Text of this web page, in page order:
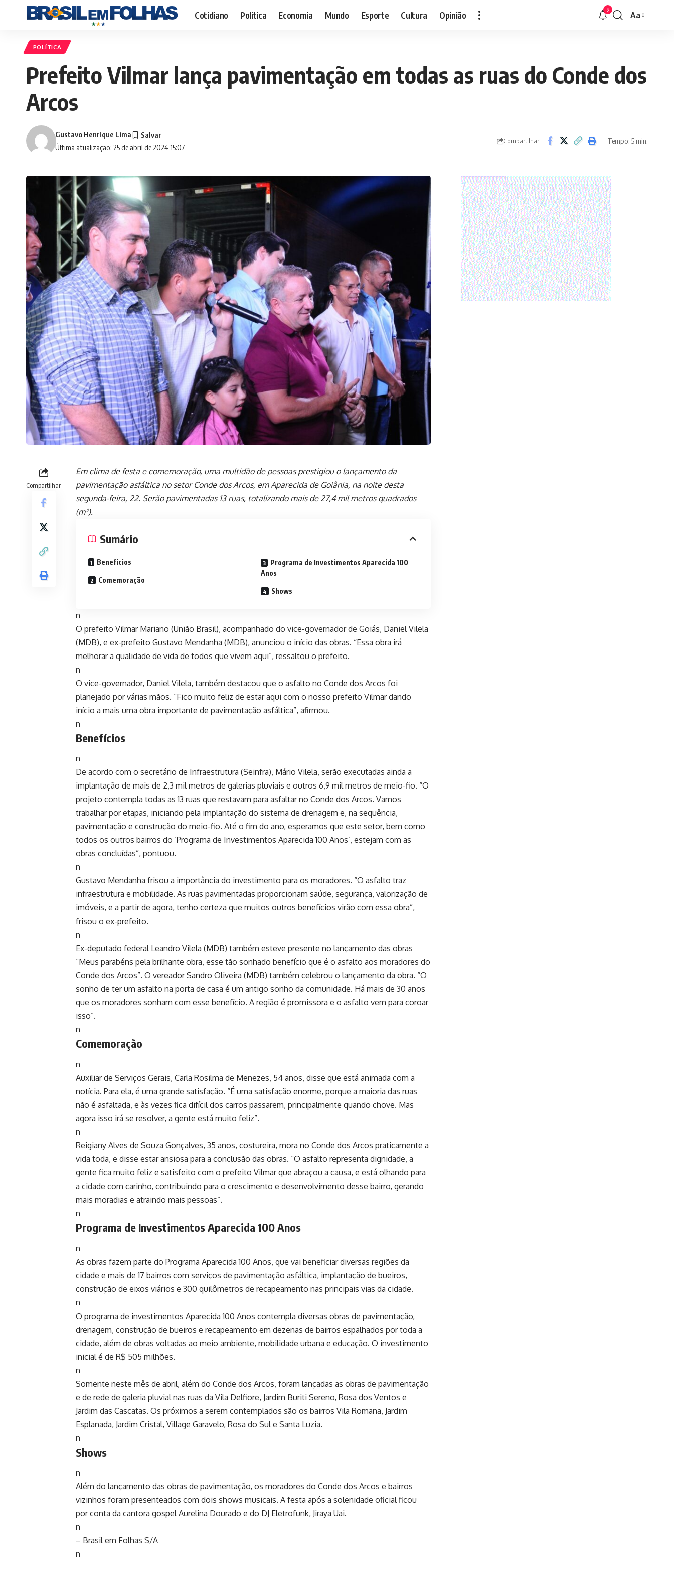
Cotidiano Política Economia Mundo Esporte Cultura Opinião 9
Font
Aa
POLÍTICA
Prefeito Vilmar lança pavimentação em todas as ruas do Conde dos
Arcos
Última atualização: 25 de abril de 2024 15:07
Gustavo Henrique Lima
Compartilhar Tempo: 5 min.
Compartilhar
Em clima de festa e comemoração, uma multidão de pessoas prestigiou o lançamento da
pavimentação asfáltica no setor Conde dos Arcos, em Aparecida de Goiânia, na noite desta
segunda-feira, 22. Serão pavimentadas 13 ruas, totalizando mais de 27,4 mil metros quadrados
(m²).
Sumário
Benefícios
Comemoração
Programa de Investimentos Aparecida 100
Anos
Shows
n
O prefeito Vilmar Mariano (União Brasil), acompanhado do vice-governador de Goiás, Daniel Vilela
(MDB), e ex-prefeito Gustavo Mendanha (MDB), anunciou o início das obras. “Essa obra irá
melhorar a qualidade de vida de todos que vivem aqui”, ressaltou o prefeito.
n
O vice-governador, Daniel Vilela, também destacou que o asfalto no Conde dos Arcos foi
planejado por várias mãos. “Fico muito feliz de estar aqui com o nosso prefeito Vilmar dando
início a mais uma obra importante de pavimentação asfáltica”, afirmou.
n
Benefícios
n
De acordo com o secretário de Infraestrutura (Seinfra), Mário Vilela, serão executadas ainda a
implantação de mais de 2,3 mil metros de galerias pluviais e outros 6,9 mil metros de meio-fio. “O
projeto contempla todas as 13 ruas que restavam para asfaltar no Conde dos Arcos. Vamos
trabalhar por etapas, iniciando pela implantação do sistema de drenagem e, na sequência,
pavimentação e construção do meio-fio. Até o fim do ano, esperamos que este setor, bem como
todos os outros bairros do ‘Programa de Investimentos Aparecida 100 Anos’, estejam com as
obras concluídas”, pontuou.
n
Gustavo Mendanha frisou a importância do investimento para os moradores. “O asfalto traz
infraestrutura e mobilidade. As ruas pavimentadas proporcionam saúde, segurança, valorização de
imóveis, e a partir de agora, tenho certeza que muitos outros benefícios virão com essa obra”,
frisou o ex-prefeito.
n
Ex-deputado federal Leandro Vilela (MDB) também esteve presente no lançamento das obras
“Meus parabéns pela brilhante obra, esse tão sonhado benefício que é o asfalto aos moradores do
Conde dos Arcos”. O vereador Sandro Oliveira (MDB) também celebrou o lançamento da obra. “O
sonho de ter um asfalto na porta de casa é um antigo sonho da comunidade. Há mais de 30 anos
que os moradores sonham com esse benefício. A região é promissora e o asfalto vem para coroar
isso”.
n
Comemoração
n
Auxiliar de Serviços Gerais, Carla Rosilma de Menezes, 54 anos, disse que está animada com a
notícia. Para ela, é uma grande satisfação. “É uma satisfação enorme, porque a maioria das ruas
não é asfaltada, e às vezes fica difícil dos carros passarem, principalmente quando chove. Mas
agora isso irá se resolver, a gente está muito feliz”.
n
Reigiany Alves de Souza Gonçalves, 35 anos, costureira, mora no Conde dos Arcos praticamente a
vida toda, e disse estar ansiosa para a conclusão das obras. “O asfalto representa dignidade, a
gente fica muito feliz e satisfeito com o prefeito Vilmar que abraçou a causa, e está olhando para
a cidade com carinho, contribuindo para o crescimento e desenvolvimento desse bairro, gerando
mais moradias e atraindo mais pessoas”.
n
Programa de Investimentos Aparecida 100 Anos
n
As obras fazem parte do Programa Aparecida 100 Anos, que vai beneficiar diversas regiões da
cidade e mais de 17 bairros com serviços de pavimentação asfáltica, implantação de bueiros,
construção de eixos viários e 300 quilômetros de recapeamento nas principais vias da cidade.
n
O programa de investimentos Aparecida 100 Anos contempla diversas obras de pavimentação,
drenagem, construção de bueiros e recapeamento em dezenas de bairros espalhados por toda a
cidade, além de obras voltadas ao meio ambiente, mobilidade urbana e educação. O investimento
inicial é de R$ 505 milhões.
n
Somente neste mês de abril, além do Conde dos Arcos, foram lançadas as obras de pavimentação
e de rede de galeria pluvial nas ruas da Vila Delfiore, Jardim Buriti Sereno, Rosa dos Ventos e
Jardim das Cascatas. Os próximos a serem contemplados são os bairros Vila Romana, Jardim
Esplanada, Jardim Cristal, Village Garavelo, Rosa do Sul e Santa Luzia.
n
Shows
n
Além do lançamento das obras de pavimentação, os moradores do Conde dos Arcos e bairros
vizinhos foram presenteados com dois shows musicais. A festa após a solenidade oficial ficou
por conta da cantora gospel Aurelina Dourado e do DJ Eletrofunk, Jiraya Uai.
n
– Brasil em Folhas S/A
n